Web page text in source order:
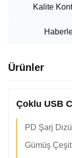
Kalite
Ürünler
Çoklu USB